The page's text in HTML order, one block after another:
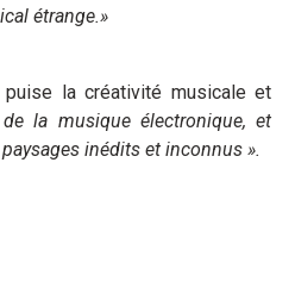
étrange.»
la créativité musicale et
la musique électronique, et
inédits et inconnus ».